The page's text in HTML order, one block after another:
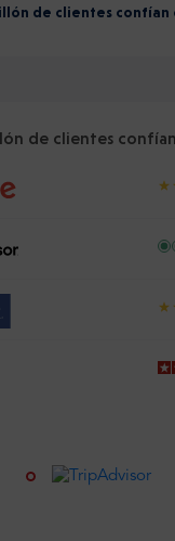
de clientes confían
de clientes